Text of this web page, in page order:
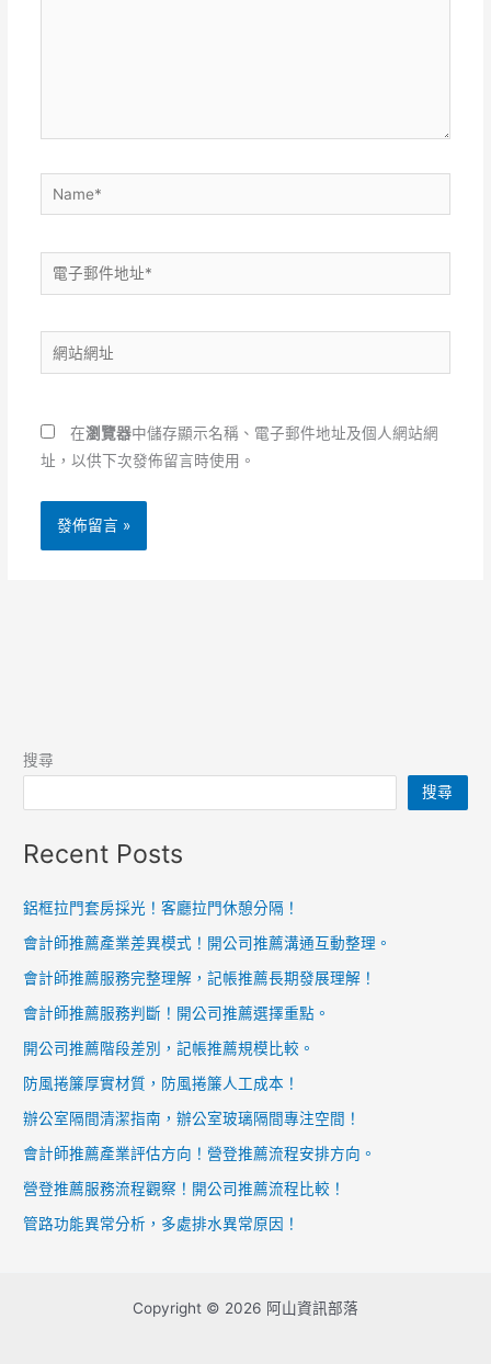
Name*
電
子
件
地
*
站
址
在瀏覽器中儲存顯示名稱、電子郵件地址及個人網站網
址，以供下次發佈留言時使用。
搜尋
搜尋
Recent Posts
鋁框拉門套房採光！客廳拉門休憩分隔！
會計師推薦產業差異模式！開公司推薦溝通互動整理。
會計師推薦服務完整理解，記帳推薦長期發展理解！
會計師推薦服務判斷！開公司推薦選擇重點。
開公司推薦階段差別，記帳推薦規模比較。
防風捲簾厚實材質，防風捲簾人工成本！
辦公室隔間清潔指南，辦公室玻璃隔間專注空間！
會計師推薦產業評估方向！營登推薦流程安排方向。
營登推薦服務流程觀察！開公司推薦流程比較！
管路功能異常分析，多處排水異常原因！
Copyright © 2026 阿山資訊部落